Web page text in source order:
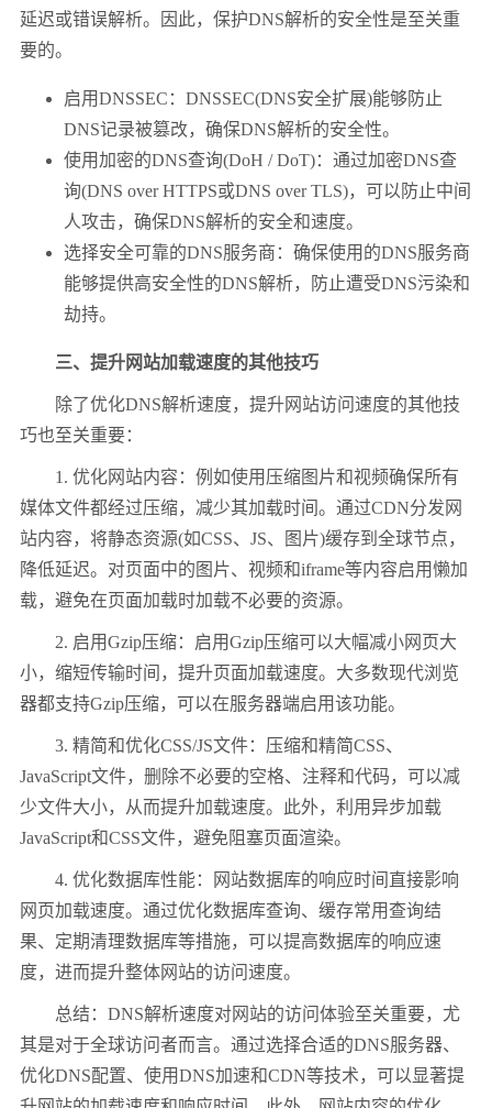
延迟或错误解析。因此，保护DNS解析的安全性是至关重
要的。
启用DNSSEC：DNSSEC(DNS安全扩展)能够防止
DNS记录被篡改，确保DNS解析的安全性。
使用加密的DNS查询(DoH / DoT)：通过加密DNS查
询(DNS over HTTPS或DNS over TLS)，可以防止中间
人攻击，确保DNS解析的安全和速度。
选择安全可靠的DNS服务商：确保使用的DNS服务商
能够提供高安全性的DNS解析，防止遭受DNS污染和
劫持。
三、提升网站加载速度的其他技巧
除了优化DNS解析速度，提升网站访问速度的其他技
巧也至关重要：
1. 优化网站内容：例如使用压缩图片和视频确保所有
媒体文件都经过压缩，减少其加载时间。通过CDN分发网
站内容，将静态资源(如CSS、JS、图片)缓存到全球节点，
降低延迟。对页面中的图片、视频和iframe等内容启用懒加
载，避免在页面加载时加载不必要的资源。
2. 启用Gzip压缩：启用Gzip压缩可以大幅减小网页大
小，缩短传输时间，提升页面加载速度。大多数现代浏览
器都支持Gzip压缩，可以在服务器端启用该功能。
3. 精简和优化CSS/JS文件：压缩和精简CSS、
JavaScript文件，删除不必要的空格、注释和代码，可以减
少文件大小，从而提升加载速度。此外，利用异步加载
JavaScript和CSS文件，避免阻塞页面渲染。
4. 优化数据库性能：网站数据库的响应时间直接影响
网页加载速度。通过优化数据库查询、缓存常用查询结
果、定期清理数据库等措施，可以提高数据库的响应速
度，进而提升整体网站的访问速度。
总结：DNS解析速度对网站的访问体验至关重要，尤
其是对于全球访问者而言。通过选择合适的DNS服务器、
优化DNS配置、使用DNS加速和CDN等技术，可以显著提